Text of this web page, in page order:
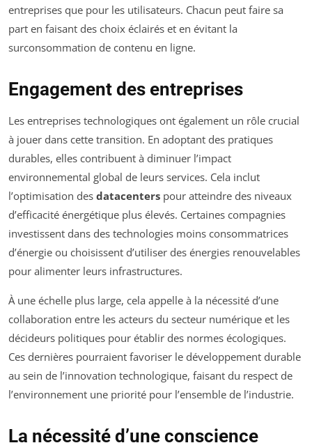
entreprises que pour les utilisateurs. Chacun peut faire sa
part en faisant des choix éclairés et en évitant la
surconsommation de contenu en ligne.
Engagement des entreprises
Les entreprises technologiques ont également un rôle crucial
à jouer dans cette transition. En adoptant des pratiques
durables, elles contribuent à diminuer l’impact
environnemental global de leurs services. Cela inclut
l’optimisation des datacenters pour atteindre des niveaux
d’efficacité énergétique plus élevés. Certaines compagnies
investissent dans des technologies moins consommatrices
d’énergie ou choisissent d’utiliser des énergies renouvelables
pour alimenter leurs infrastructures.
À une échelle plus large, cela appelle à la nécessité d’une
collaboration entre les acteurs du secteur numérique et les
décideurs politiques pour établir des normes écologiques.
Ces dernières pourraient favoriser le développement durable
au sein de l’innovation technologique, faisant du respect de
l’environnement une priorité pour l’ensemble de l’industrie.
La nécessité d’une conscience